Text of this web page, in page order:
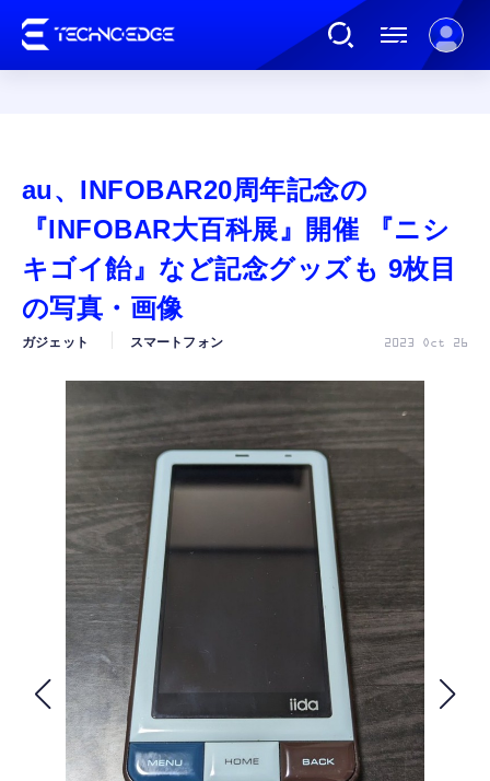
AI
ガジェット
ゲーム
カルチャー
公式ストア
FOLLOW US
au、INFOBAR20周年記念の
『INFOBAR大百科展』開催 『ニシ
キゴイ飴』など記念グッズも 9枚目
の写真・画像
ガジェット スマートフォン 2023 Oct 26